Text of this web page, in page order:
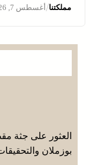
مملكتنا/أغسطس 7, 2026
العثور على جثة
بوزملان